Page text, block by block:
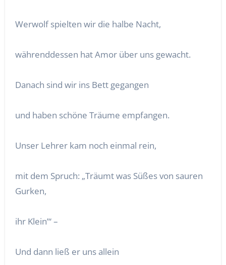
Werwolf spielten wir die halbe Nacht,
währenddessen hat Amor über uns gewacht.
Danach sind wir ins Bett gegangen
und haben schöne Träume empfangen.
Unser Lehrer kam noch einmal rein,
mit dem Spruch: „Träumt was Süßes von sauren
Gurken,
ihr Klein’“ –
Und dann ließ er uns allein